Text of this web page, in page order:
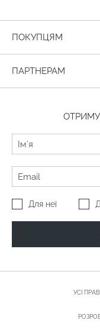
ПОКУПЦЯМ
ПАРТНЕРАМ
Для неї
УСІ